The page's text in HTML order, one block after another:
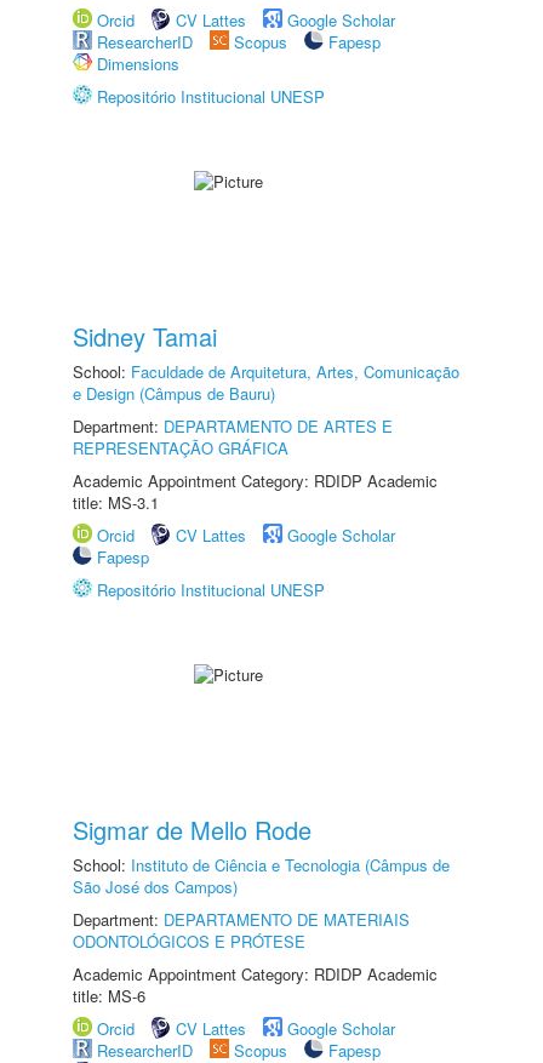
Orcid
CV Lattes
Google Scholar
ResearcherID
Scopus
Fapesp
Dimensions
Repositório Institucional UNESP
Sidney Tamai
School: Faculdade de Arquitetura, Artes, Comunicação
e Design (Câmpus de Bauru)
Department: DEPARTAMENTO DE ARTES E
REPRESENTAÇÃO GRÁFICA
Academic Appointment Category: RDIDP Academic
title: MS-3.1
Orcid
CV Lattes
Google Scholar
Fapesp
Repositório Institucional UNESP
Sigmar de Mello Rode
School: Instituto de Ciência e Tecnologia (Câmpus de
São José dos Campos)
Department: DEPARTAMENTO DE MATERIAIS
ODONTOLÓGICOS E PRÓTESE
Academic Appointment Category: RDIDP Academic
title: MS-6
Orcid
CV Lattes
Google Scholar
ResearcherID
Scopus
Fapesp